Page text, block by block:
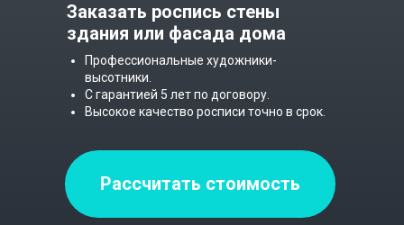
Заказать роспись стены
здания или фасада дома
Профессиональные художники-
высотники.
С гарантией 5 лет по договору.
Высокое качество росписи точно в срок.
Рассчитать стоимость